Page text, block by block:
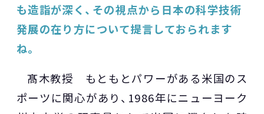
も造詣が深く、その視点から日本の科学技術
発展の在り方について提言しておられます
ね。
髙木教授 もともとパワーがある米国のス
ポーツに関心があり、1986年にニューヨーク